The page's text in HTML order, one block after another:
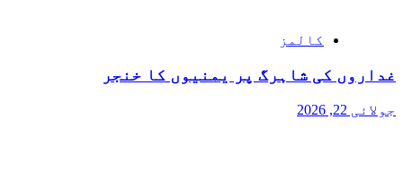
کالمز
غداروں کی شاہرگ پر یمنیوں کا خنجر
جولائی 22, 2026